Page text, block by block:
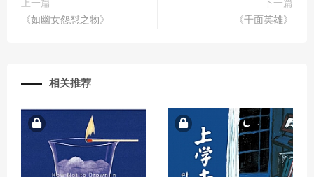
上一篇
《如幽女怨怼之物》
下一篇
《千面英雄》
相关推荐